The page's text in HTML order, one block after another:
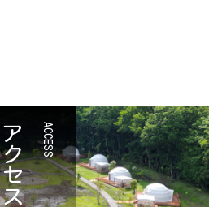
ACCESS
アクセス